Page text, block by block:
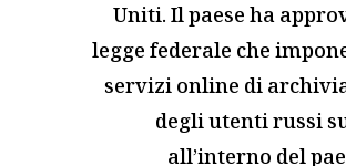
Uniti. Il paese ha
legge federale che
servizi online di
degli utenti russi
all’interno del